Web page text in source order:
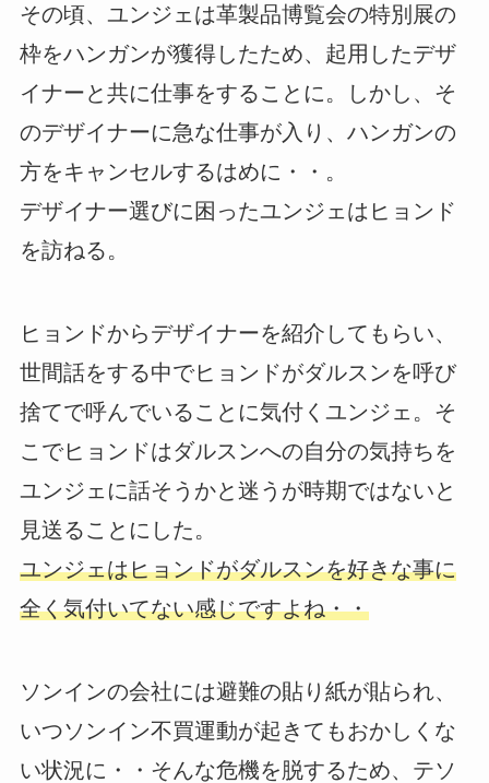
その頃、ユンジェは革製品博覧会の特別展の
枠をハンガンが獲得したため、起用したデザ
イナーと共に仕事をすることに。しかし、そ
のデザイナーに急な仕事が入り、ハンガンの
方をキャンセルするはめに・・。
デザイナー選びに困ったユンジェはヒョンド
を訪ねる。
ヒョンドからデザイナーを紹介してもらい、
世間話をする中でヒョンドがダルスンを呼び
捨てで呼んでいることに気付くユンジェ。そ
こでヒョンドはダルスンへの自分の気持ちを
ユンジェに話そうかと迷うが時期ではないと
見送ることにした。
ユンジェはヒョンドがダルスンを好きな事に
全く気付いてない感じですよね・・
ソンインの会社には避難の貼り紙が貼られ、
いつソンイン不買運動が起きてもおかしくな
い状況に・・そんな危機を脱するため、テソ